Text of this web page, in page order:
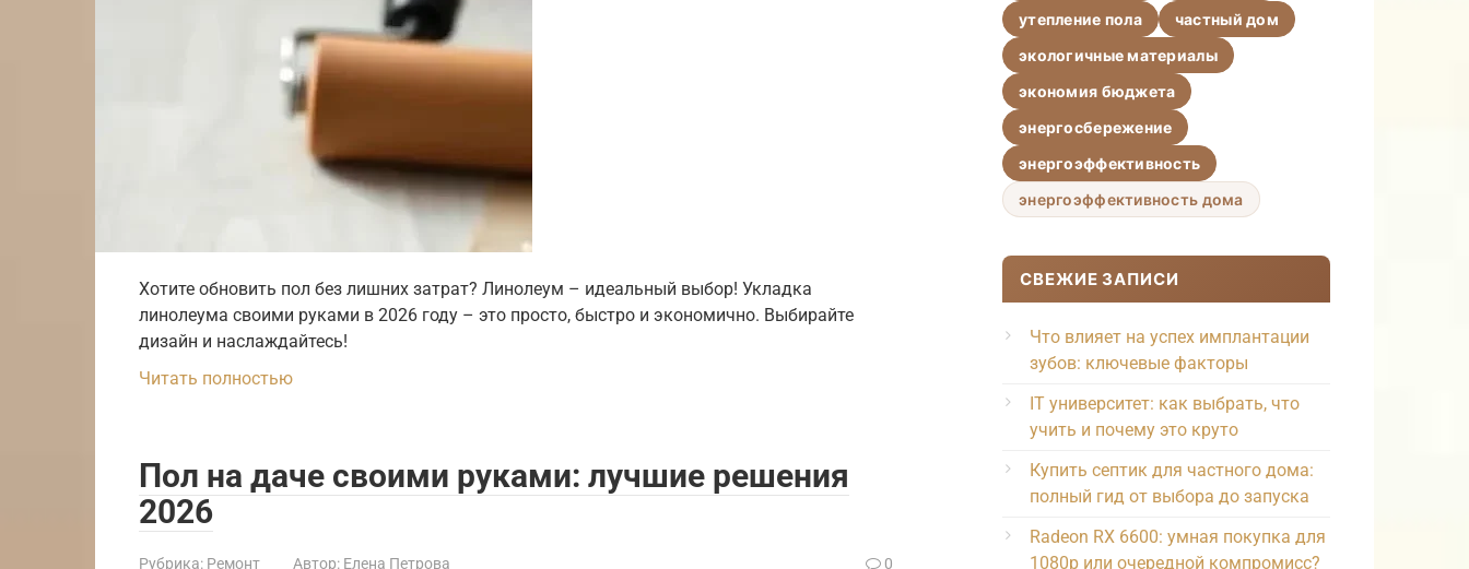
Хотите обновить пол без лишних затрат? Линолеум – идеальный выбор! Укладка
линолеума своими руками в 2026 году – это просто, быстро и экономично. Выбирайте
дизайн и наслаждайтесь!
Читать полностью
Пол на даче своими руками: лучшие решения
2026
Рубрика: Ремонт Автор: Елена Петрова 0
утепление пола
частный дом
экологичные материалы
экономия бюджета
энергосбережение
энергоэффективность
энергоэффективность дома
СВЕЖИЕ ЗАПИСИ
Что влияет на успех имплантации
зубов: ключевые факторы
IT университет: как выбрать, что
учить и почему это круто
Купить септик для частного дома:
полный гид от выбора до запуска
Radeon RX 6600: умная покупка для
1080p или очередной компромисс?